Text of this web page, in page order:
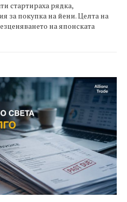
стартираха рядка,
за покупка на йени. Целта на
на японската